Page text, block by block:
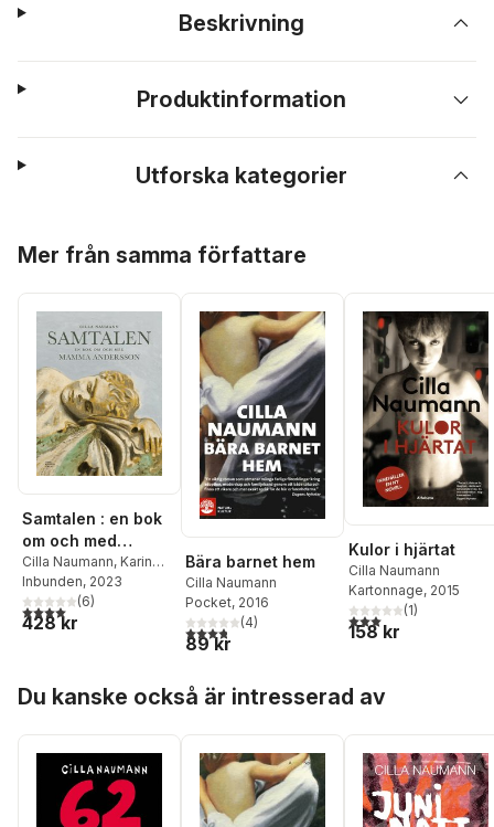
Beskrivning
Produktinformation
Utforska kategorier
Mer från samma författare
Samtalen : en bok
om och med
Mamma Andersson
Cilla Naumann, Karin
Mamma Andersson
Inbunden, 2023
4,0utav 5 stjärnor. Totalt antal röster:
(6)
428 kr
Bära barnet hem
Cilla Naumann
Pocket, 2016
3,8utav 5 stjärnor. Totalt antal röster:
(4)
89 kr
Kulor i hjärtat
Cilla Naumann
Kartonnage, 2015
3,0utav 5 stjärnor.
(1)
158 kr
Du kanske också är intresserad av